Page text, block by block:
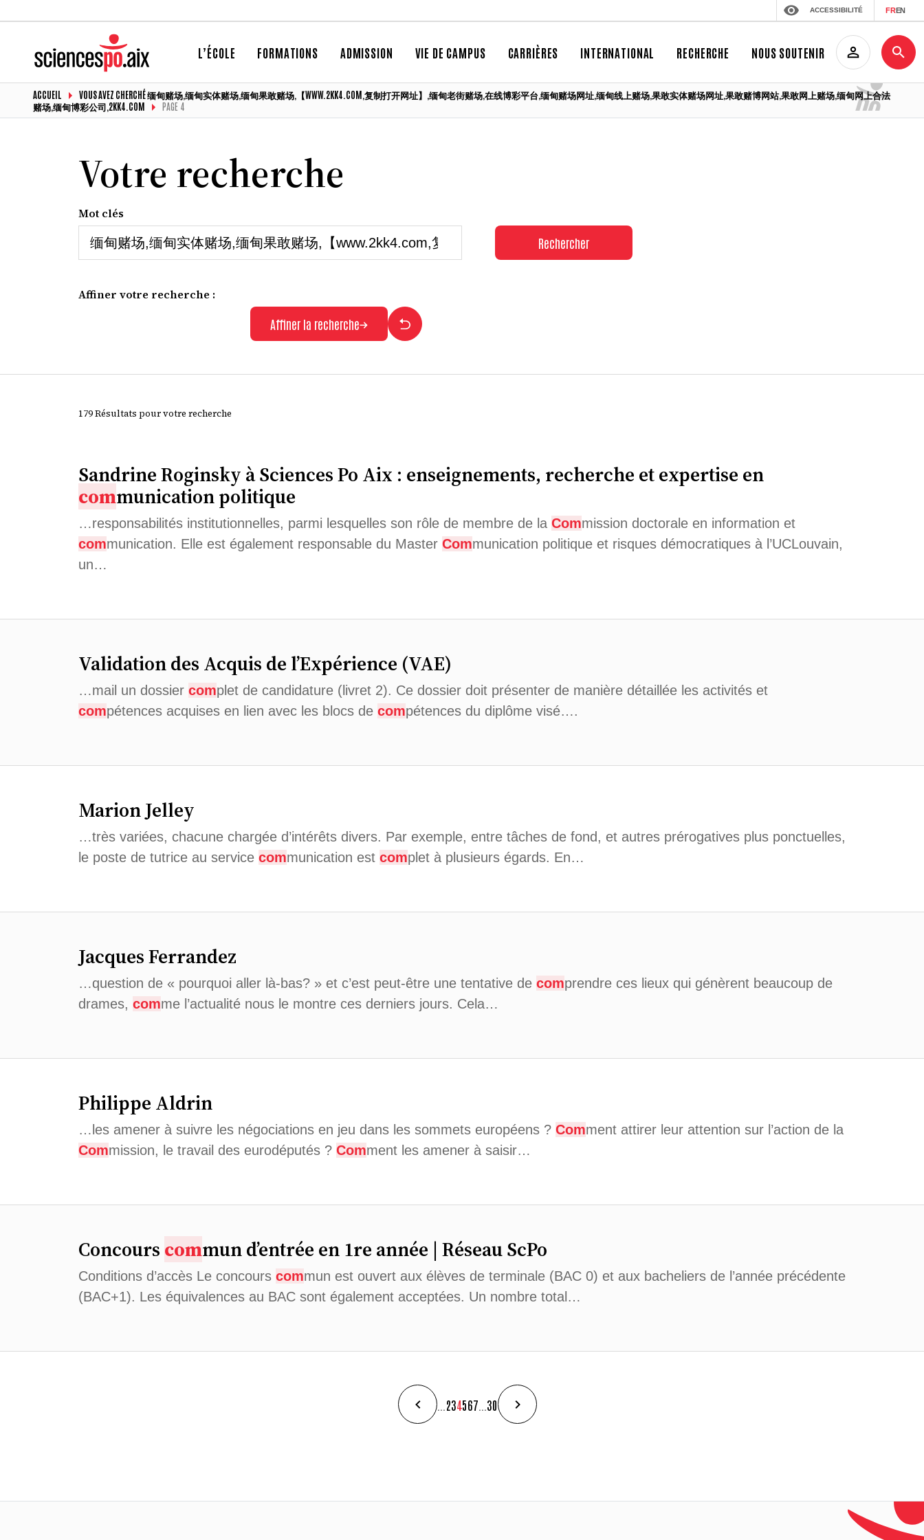
ACCESSIBILITÉ FREN
L’ÉCOLE FORMATIONS ADMISSION VIE DE CAMPUS CARRIÈRES INTERNATIONAL RECHERCHE NOUS SOUTENIR
ACCUEIL
VOUS AVEZ CHERCHÉ 缅甸赌场,缅甸实体赌场,缅甸果敢赌场,【WWW.2KK4.COM,复制打开网址】,缅甸老街赌场,在线博彩平台,缅甸赌场网址,缅甸线上赌场,果敢实体赌场网址,果敢赌博网站,果敢网上赌场,缅甸网上合法
赌场,缅甸博彩公司,2KK4.COM
PAGE 4
Votre recherche
Mot clés
Rechercher
Affiner votre recherche :
Affiner la recherche
179 Résultats pour votre recherche
Sandrine Roginsky à Sciences Po Aix : enseignements, recherche et expertise en
communication politique
…responsabilités institutionnelles, parmi lesquelles son rôle de membre de la Commission doctorale en information et
communication. Elle est également responsable du Master Communication politique et risques démocratiques à l’UCLouvain,
un…
Validation des Acquis de l’Expérience (VAE)
…mail un dossier complet de candidature (livret 2). Ce dossier doit présenter de manière détaillée les activités et
compétences acquises en lien avec les blocs de compétences du diplôme visé….
Marion Jelley
…très variées, chacune chargée d’intérêts divers. Par exemple, entre tâches de fond, et autres prérogatives plus ponctuelles,
le poste de tutrice au service communication est complet à plusieurs égards. En…
Jacques Ferrandez
…question de « pourquoi aller là-bas? » et c’est peut-être une tentative de comprendre ces lieux qui génèrent beaucoup de
drames, comme l’actualité nous le montre ces derniers jours. Cela…
Philippe Aldrin
…les amener à suivre les négociations en jeu dans les sommets européens ? Comment attirer leur attention sur l’action de la
Commission, le travail des eurodéputés ? Comment les amener à saisir…
Concours commun d’entrée en 1re année | Réseau ScPo
Conditions d’accès Le concours commun est ouvert aux élèves de terminale (BAC 0) et aux bacheliers de l’année précédente
(BAC+1). Les équivalences au BAC sont également acceptées. Un nombre total…
234567 30